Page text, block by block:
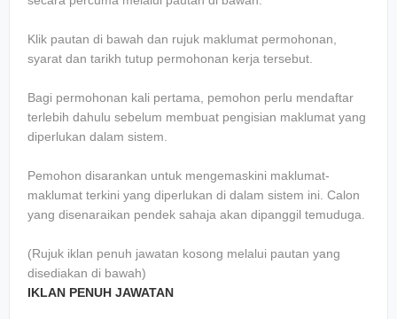
Klik pautan di bawah dan rujuk maklumat permohonan,
syarat dan tarikh tutup permohonan kerja tersebut.
Bagi permohonan kali pertama, pemohon perlu mendaftar
terlebih dahulu sebelum membuat pengisian maklumat yang
diperlukan dalam sistem.
Pemohon disarankan untuk mengemaskini maklumat-
maklumat terkini yang diperlukan di dalam sistem ini. Calon
yang disenaraikan pendek sahaja akan dipanggil temuduga.
(Rujuk iklan penuh jawatan kosong melalui pautan yang
disediakan di bawah)
IKLAN PENUH JAWATAN